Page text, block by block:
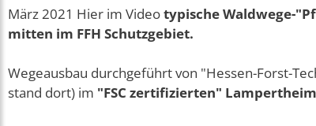
März 2021 Hier im Videotypische Waldwege-
mitten im FFH Schutzgebiet.
Wegeausbau durchgeführt von "Hessen-Forst-
stand dort) im "FSC zertifizierten"